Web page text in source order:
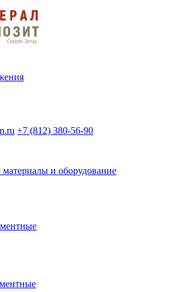
+7 (812) 380-56-90
и оборудование